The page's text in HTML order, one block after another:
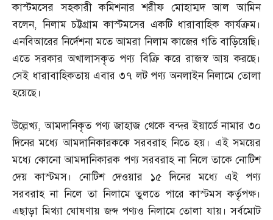
কাস্টমসের সহকারী কমিশনার শরীফ মোহাম্মদ আল আমিন
বলেন,নিলাম চট্টগ্রাম কাস্টমসের একটি ধারাবাহিক কার্যক্রম।
এনবিআরের নির্দেশনা মতে আমরা নিলাম কাজের গতি বাড়িয়েছি।
এতে সরকার অখালাসকৃত পণ্য বিক্রি করে রাজস্ব আয় করছে।
সেই ধারাবাহিকতায় এবার ৩৭ লট পণ্য অনলাইন নিলামে তোলা
হয়েছে।
উল্লেখ্য,আমদানিকৃত পণ্য জাহাজ থেকে বন্দর ইয়ার্ডে নামার ৩০
দিনের মধ্যে আমদানিকারককে সরবরাহ নিতে হয়। এই সময়ের
মধ্যে কোনো আমদানিকারক পণ্য সরবরাহ না নিলে তাকে নোটিশ
দেয় কাস্টমস। নোটিশ দেওয়ার ১৫ দিনের মধ্যে এই পণ্য
সরবরাহ না নিলে তা নিলামে তুলতে পারে কাস্টমস কর্তৃপক্ষ।
এছাড়া মিথ্যা ঘোষণায় জব্দ পণ্যও নিলামে তোলা যায়। সর্বমোট